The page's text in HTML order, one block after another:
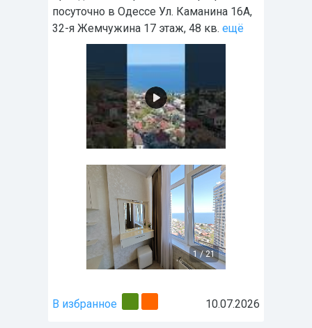
посуточно в Одессе Ул. Каманина 16А,
32-я Жемчужина 17 этаж, 48 кв. ещё
1/21
В избранное 10.07.2026